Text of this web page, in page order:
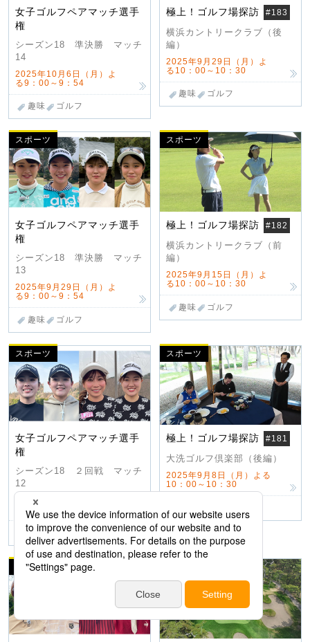
女子ゴルフペアマッチ選手
権
シーズン18 準決勝 マッチ
14
2025年10月6日（月）よ
る9：00～9：54
趣味 ゴルフ
極上！ゴルフ場探訪 #183
横浜カントリークラブ（後
編）
2025年9月29日（月）よ
る10：00～10：30
趣味 ゴルフ
スポーツ
女子ゴルフペアマッチ選手
権
シーズン18 準決勝 マッチ
13
2025年9月29日（月）よ
る9：00～9：54
趣味 ゴルフ
スポーツ
極上！ゴルフ場探訪 #182
横浜カントリークラブ（前
編）
2025年9月15日（月）よ
る10：00～10：30
趣味 ゴルフ
スポーツ
女子ゴルフペアマッチ選手
権
シーズン18 ２回戦 マッチ
12
2025年9月15日（月）よ
る9：00～9：54
趣味 ゴルフ
スポーツ
極上！ゴルフ場探訪 #181
大洗ゴルフ倶楽部（後編）
2025年9月8日（月）よる
10：00～10：30
スポーツ